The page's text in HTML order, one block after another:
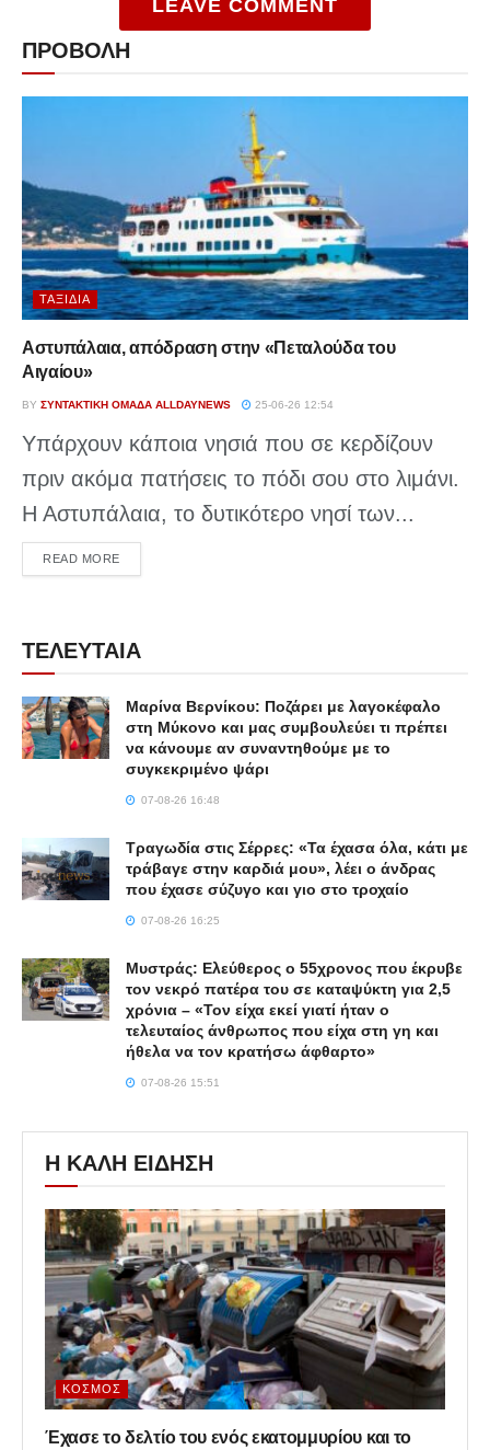
LEAVE COMMENT
ΠΡΟΒΟΛΗ
ΤΑΞΊΔΙΑ
Αστυπάλαια, απόδραση στην «Πεταλούδα του
Αιγαίου»
BY ΣΥΝΤΑΚΤΙΚΉ ΟΜΆΔΑ ALLDAYNEWS 25-06-26 12:54
Υπάρχουν κάποια νησιά που σε κερδίζουν
πριν ακόμα πατήσεις το πόδι σου στο λιμάνι.
Η Αστυπάλαια, το δυτικότερο νησί των...
READ MOREDETAILS
ΤΕΛΕΥΤΑΙΑ
Μαρίνα Βερνίκου: Ποζάρει με λαγοκέφαλο
στη Μύκονο και μας συμβουλεύει τι πρέπει
να κάνουμε αν συναντηθούμε με το
συγκεκριμένο ψάρι
07-08-26 16:48
Τραγωδία στις Σέρρες: «Τα έχασα όλα, κάτι με
τράβαγε στην καρδιά μου», λέει ο άνδρας
που έχασε σύζυγο και γιο στο τροχαίο
07-08-26 16:25
Μυστράς: Ελεύθερος ο 55χρονος που έκρυβε
τον νεκρό πατέρα του σε καταψύκτη για 2,5
χρόνια – «Τον είχα εκεί γιατί ήταν ο
τελευταίος άνθρωπος που είχα στη γη και
ήθελα να τον κρατήσω άφθαρτο»
07-08-26 15:51
Η ΚΑΛΗ ΕΙΔΗΣΗ
ΚΌΣΜΟΣ
Έχασε το δελτίο του ενός εκατομμυρίου και το